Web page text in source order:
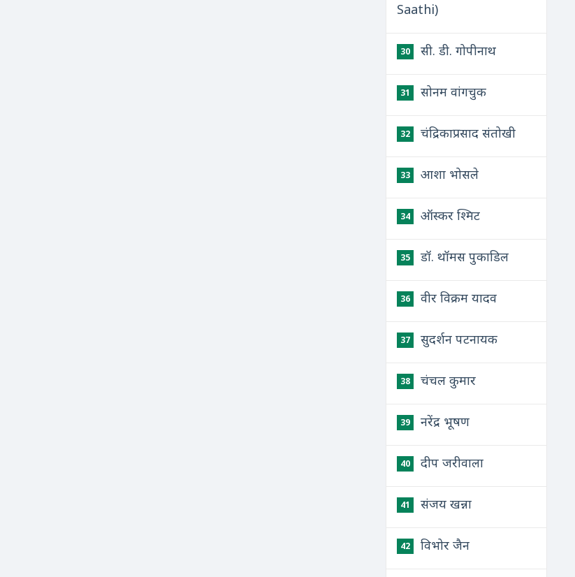
Saathi)
30 सी. डी. गोपीनाथ
31 सोनम वांगचुक
32 चंद्रिकाप्रसाद संतोखी
33 आशा भोसले
34 ऑस्कर श्मिट
35 डॉ. थॉमस पुकाडिल
36 वीर विक्रम यादव
37 सुदर्शन पटनायक
38 चंचल कुमार
39 नरेंद्र भूषण
40 दीप जरीवाला
41 संजय खन्ना
42 विभोर जैन